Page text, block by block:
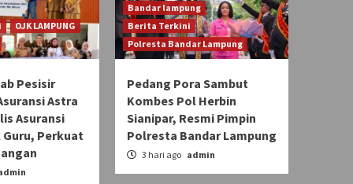
OJK LAMPUNG
Pesisir
Astra
Asuransi
Perkuat
Bandar lampung
Berita Terkini
Polresta Bandar Lampung
Pedang Pora Sambut
Kombes Pol Herbin
Sianipar, Resmi Pimpin
Polresta Bandar Lampung
3 hari ago admin